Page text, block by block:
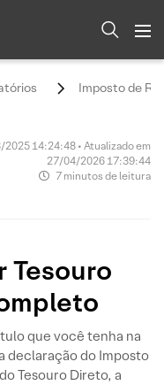
Imposto de
14:24:48 • Atualizado em
27/04/2026 17:39:44
7 minutos de leitura
Tesouro
que você tenha na
do Imposto
Tesouro Direto, a